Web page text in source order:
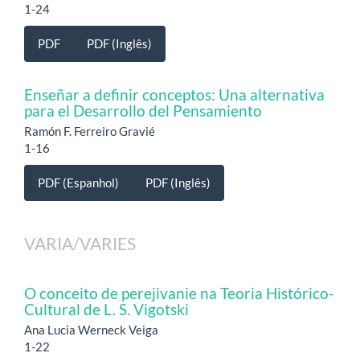
1-24
PDF PDF (Inglês)
Enseñar a definir conceptos: Una alternativa
para el Desarrollo del Pensamiento
Ramón F. Ferreiro Gravié
1-16
PDF (Espanhol) PDF (Inglês)
VARIA/VARIES
O conceito de perejivanie na Teoria Histórico-
Cultural de L. S. Vigotski
Ana Lucia Werneck Veiga
1-22